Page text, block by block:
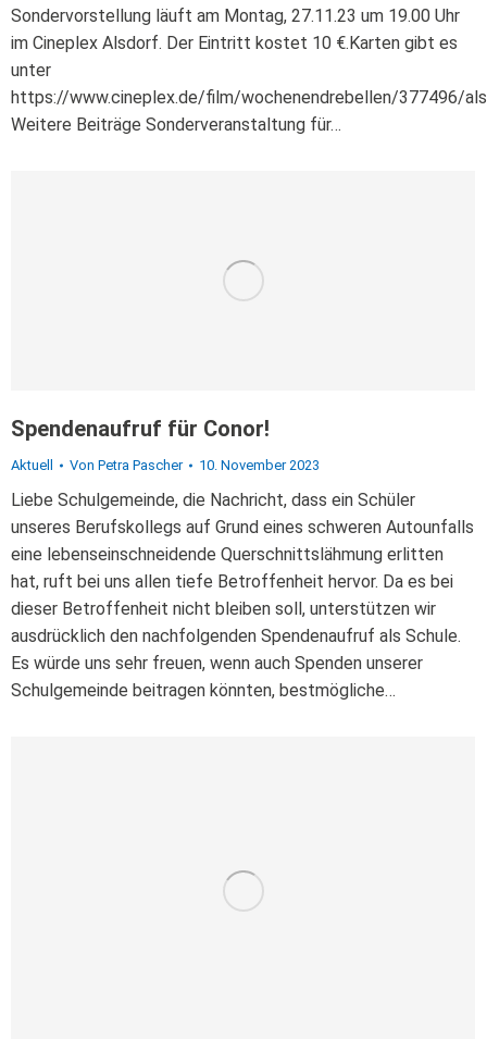
Sondervorstellung läuft am Montag, 27.11.23 um 19.00 Uhr
im Cineplex Alsdorf. Der Eintritt kostet 10 €.Karten gibt es
unter
https://www.cineplex.de/film/wochenendrebellen/377496/
Weitere Beiträge Sonderveranstaltung für…
Spendenaufruf für Conor!
Aktuell Von Petra Pascher 10. November 2023
Liebe Schulgemeinde, die Nachricht, dass ein Schüler
unseres Berufskollegs auf Grund eines schweren Autounfalls
eine lebenseinschneidende Querschnittslähmung erlitten
hat, ruft bei uns allen tiefe Betroffenheit hervor. Da es bei
dieser Betroffenheit nicht bleiben soll, unterstützen wir
ausdrücklich den nachfolgenden Spendenaufruf als Schule.
Es würde uns sehr freuen, wenn auch Spenden unserer
Schulgemeinde beitragen könnten, bestmögliche…